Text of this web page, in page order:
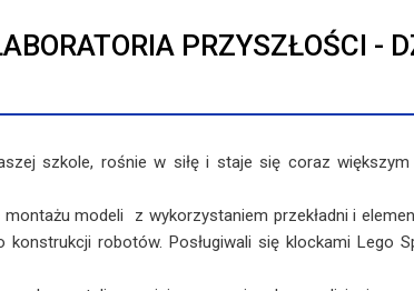
PRZYSZŁOŚCI -
szkole, rośnie w siłę i staje się coraz większym
modeli z wykorzystaniem przekładni i
robotów. Posługiwali się klockami Lego